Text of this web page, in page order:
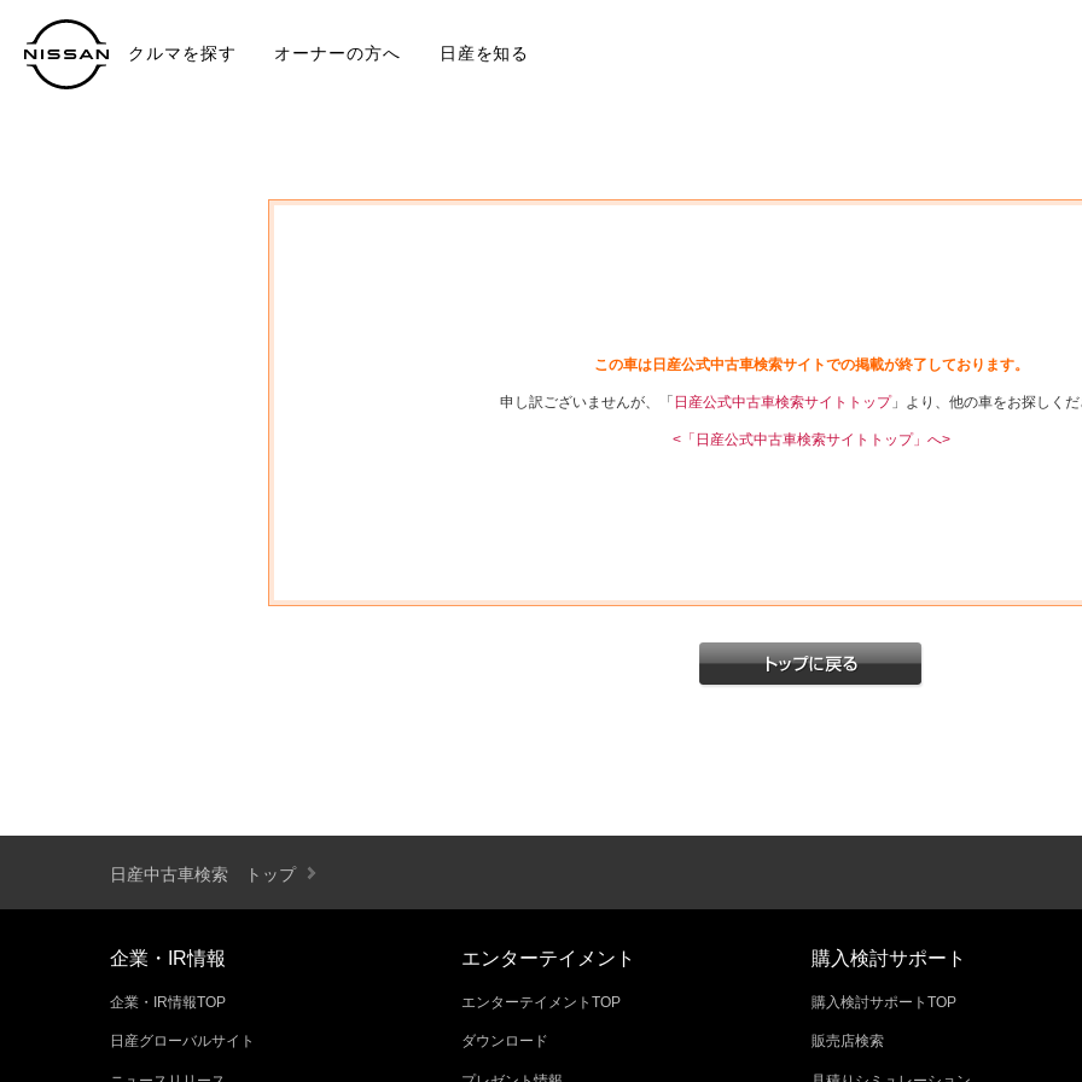
クルマを探す オーナーの方へ 日産を知る
この車は日産公式中古車検索サイトでの掲載が終了しております。
申し訳ございませんが、「 日産公式中古車検索サイトトップ」より、他の車をお探しくだ
<「日産公式中古車検索サイトトップ」へ>
日産中古車検索 トップ
企業・IR情報
企業・IR情報TOP
日産グローバルサイト
エンターテイメント
エンターテイメントTOP
ダウンロード
購入検討サポート
購入検討サポートTOP
販売店検索